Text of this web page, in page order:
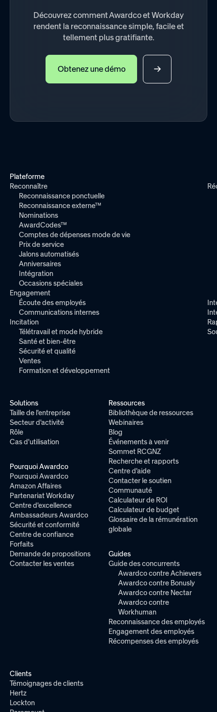
Découvrez comment Awardco et Workday
rendent la reconnaissance simple, facile et
tellement plus gratifiante.
Obtenez une démo
Plateforme
Reconnaître
Reconnaissance ponctuelle
Reconnaissance externe™
Nominations
AwardCodes™
Comptes de dépenses mode de vie
Prix de service
Jalons automatisés
Anniversaires
Intégration
Occasions spéciales
Engagement
Écoute des employés
Communications internes
Incitation
Télétravail et mode hybride
Santé et bien-être
Sécurité et qualité
Ventes
Formation et développement
Solutions
Taille de l'entreprise
Secteur d'activité
Rôle
Cas d'utilisation
Pourquoi Awardco
Pourquoi Awardco
Amazon Affaires
Partenariat Workday
Centre d'excellence
Ambassadeurs Awardco
Sécurité et conformité
Centre de confiance
Forfaits
Demande de propositions
Contacter les ventes
Ressources
Bibliothèque de ressources
Webinaires
Blog
Événements à venir
Sommet RCGNZ
Recherche et rapports
Centre d'aide
Contacter le soutien
Communauté
Calculateur de ROI
Calculateur de budget
Glossaire de la rémunération
globale
Guides
Guide des concurrents
Awardco contre Achievers
Awardco contre Bonusly
Awardco contre Nectar
Awardco contre
Workhuman
Reconnaissance des employés
Engagement des employés
Récompenses des employés
Clients
Témoignages de clients
Hertz
Lockton